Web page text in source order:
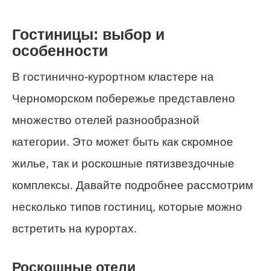
Гостиницы: выбор и
особенности
В гостинично-курортном кластере на
Черноморском побережье представлено
множество отелей разнообразной
категории. Это может быть как скромное
жилье, так и роскошные пятизвездочные
комплексы. Давайте подробнее рассмотрим
несколько типов гостиниц, которые можно
встретить на курортах.
Роскошные отели